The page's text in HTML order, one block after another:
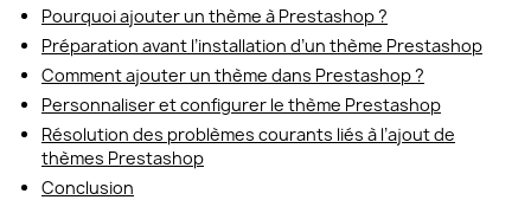
Pourquoi ajouter un thème à Prestashop ?
Préparation avant l’installation d’un thème Prestashop
Comment ajouter un thème dans Prestashop ?
Personnaliser et configurer le thème Prestashop
Résolution des problèmes courants liés à l’ajout de
thèmes Prestashop
Conclusion